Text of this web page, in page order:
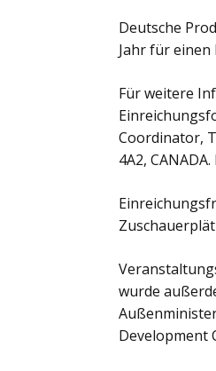
Deutsche
Jahr für einen
Für weitere
Coordinator,
4A2,
wurde
Development